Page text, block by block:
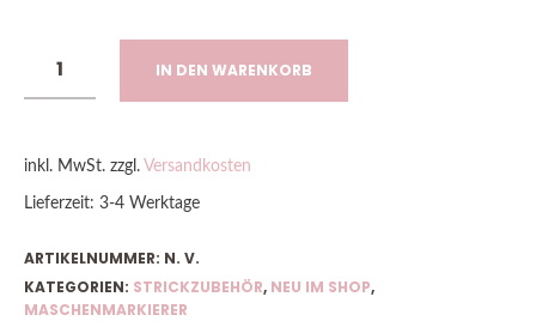
IN DEN WARENKORB
inkl. MwSt. zzgl. Versandkosten
Lieferzeit: 3-4 Werktage
ARTIKELNUMMER: N. V.
KATEGORIEN: STRICKZUBEHÖR, NEU IM SHOP,
MASCHENMARKIERER